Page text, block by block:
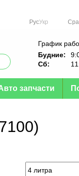
РусУкр
График
Будние:
Сб:
запчасти